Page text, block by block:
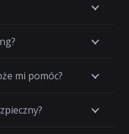
mi pomóc?